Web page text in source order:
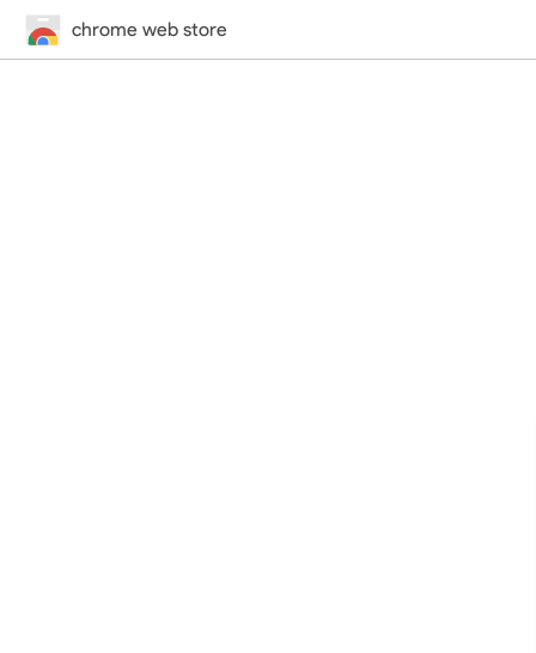
chrome web store